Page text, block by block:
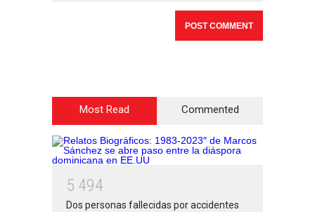
Most Read Commented
5 494
Dos personas fallecidas por accidentes